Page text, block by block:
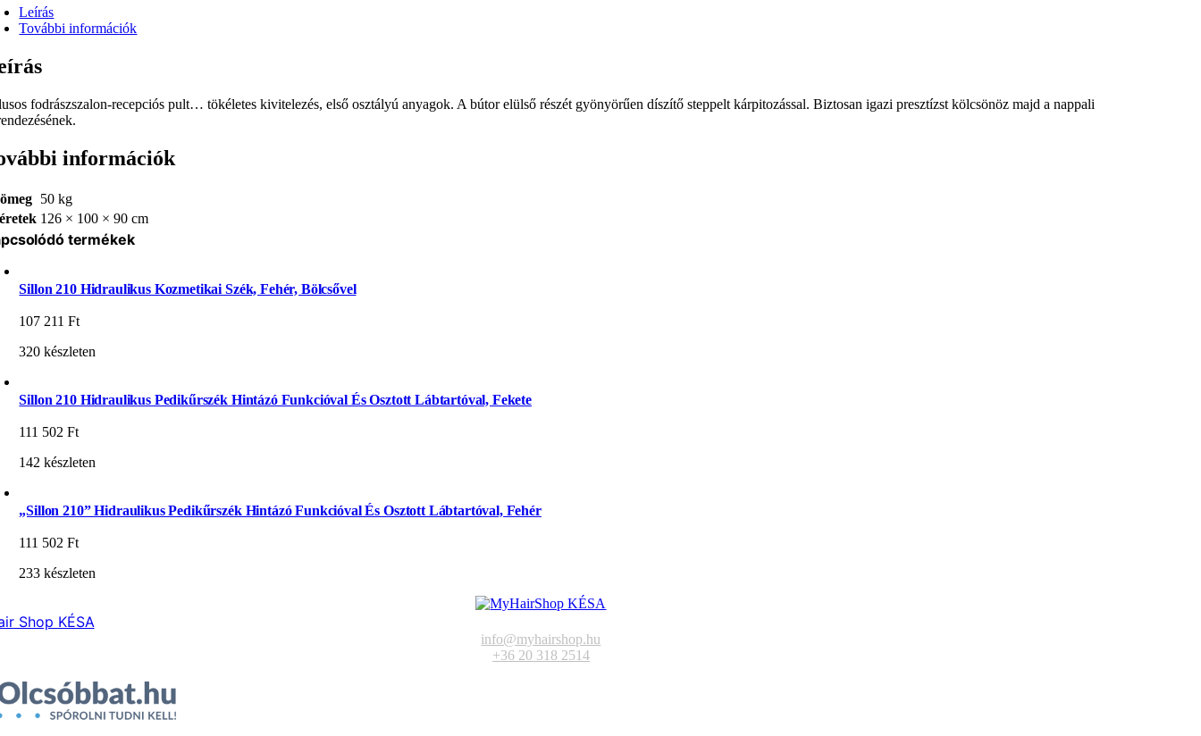
Leírás
További információk
fodrászszalon-recepciós pult… tökéletes kivitelezés, első osztályú anyagok. A bútor elülső részét gyönyörűen díszítő steppelt kárpitozással. Biztosan igazi presztízst kölcsönöz majd a nappali
információk
50 kg
126 × 100 × 90 cm
termékek
Sillon 210 Hidraulikus Kozmetikai Szék, Fehér, Bölcsővel
107 211Ft
320 készleten
Sillon 210 Hidraulikus Pedikűrszék Hintázó Funkcióval És Osztott Lábtartóval, Fekete
111 502Ft
142 készleten
„Sillon 210” Hidraulikus Pedikűrszék Hintázó Funkcióval És Osztott Lábtartóval, Fehér
111 502Ft
233 készleten
Shop KÉSA
info@myhairshop.hu
+36 20 318 2514